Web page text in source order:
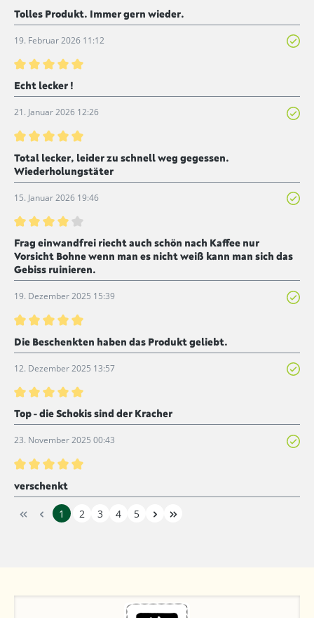
Bewertung mit 5 von 5 Sternen
Tolles Produkt. Immer gern wieder.
19. Februar 2026 11:12
Bewertung mit 5 von 5 Sternen
Echt lecker !
21. Januar 2026 12:26
Bewertung mit 5 von 5 Sternen
Total lecker, leider zu schnell weg gegessen.
Wiederholungstäter
15. Januar 2026 19:46
Bewertung mit 4 von 5 Sternen
Frag einwandfrei riecht auch schön nach Kaffee nur
Vorsicht Bohne wenn man es nicht weiß kann man sich das
Gebiss ruinieren.
19. Dezember 2025 15:39
Bewertung mit 5 von 5 Sternen
Die Beschenkten haben das Produkt geliebt.
12. Dezember 2025 13:57
Bewertung mit 5 von 5 Sternen
Top - die Schokis sind der Kracher
23. November 2025 00:43
Bewertung mit 5 von 5 Sternen
verschenkt
1 2 3 4 5